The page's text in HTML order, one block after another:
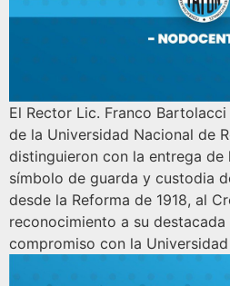
El Rector Lic. Franco
de la Universidad Nacional de
distinguieron con la entrega de
símbolo de guarda y custodia
desde la Reforma de 1918, al
reconocimiento a su
compromiso con la